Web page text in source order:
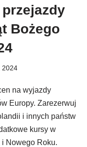
Bożego
2024
na wyjazdy
Europy. Zarezerwuj
i innych państw
kursy w
Nowego Roku.